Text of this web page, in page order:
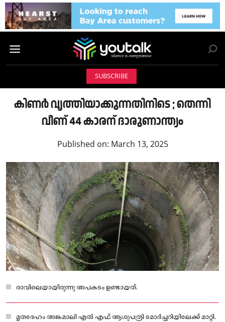
SUBSCRIBE
കിണർ വൃത്തിയാക്കുന്നതിനിടെ ; തെന്നി
വീണ് 44 കാരന് ദാരുണാന്ത്യം
Published on: March 13, 2025
രാവിലെയായിരുന്നു അപകടം ഉണ്ടായത്.
മൃതദേഹം അങ്കമാലി എല്‍ എഫ് ആശുപത്രി മോർച്ചറിയിലേക്ക് മാറ്റി.